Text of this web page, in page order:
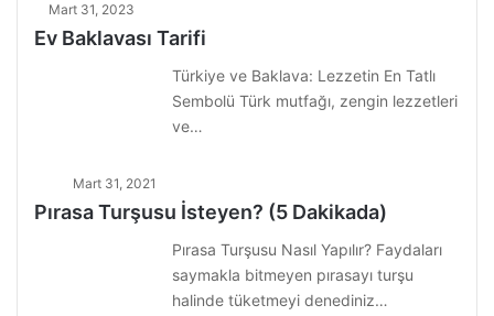
Mart 31, 2023
Ev Baklavası Tarifi
Türkiye ve Baklava: Lezzetin En Tatlı
Sembolü Türk mutfağı, zengin lezzetleri
ve…
Mart 31, 2021
Pırasa Turşusu İsteyen? (5 Dakikada)
Pırasa Turşusu Nasıl Yapılır? Faydaları
saymakla bitmeyen pırasayı turşu
halinde tüketmeyi denediniz…